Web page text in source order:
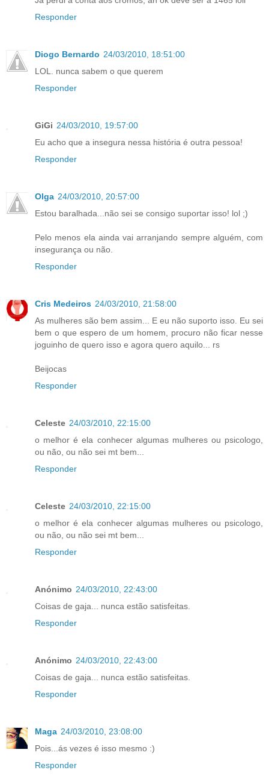
Responder
Diogo Bernardo 24/03/2010, 18:51:00
LOL. nunca sabem o que querem
Responder
GiGi 24/03/2010, 19:57:00
Eu acho que a insegura nessa história é outra pessoa!
Responder
Olga 24/03/2010, 20:57:00
Estou baralhada...não sei se consigo suportar isso! lol ;)
Pelo menos ela ainda vai arranjando sempre alguém, com
insegurança ou não.
Responder
Cris Medeiros 24/03/2010, 21:58:00
As mulheres são bem assim... E eu não suporto isso. Eu sei
bem o que espero de um homem, procuro não ficar nesse
joguinho de quero isso e agora quero aquilo... rs
Beijocas
Responder
Celeste 24/03/2010, 22:15:00
o melhor é ela conhecer algumas mulheres ou psicologo,
ou não, ou não sei mt bem...
Responder
Celeste 24/03/2010, 22:15:00
o melhor é ela conhecer algumas mulheres ou psicologo,
ou não, ou não sei mt bem...
Responder
Anónimo 24/03/2010, 22:43:00
Coisas de gaja... nunca estão satisfeitas.
Responder
Anónimo 24/03/2010, 22:43:00
Coisas de gaja... nunca estão satisfeitas.
Responder
Maga 24/03/2010, 23:08:00
Pois...ás vezes é isso mesmo :)
Responder